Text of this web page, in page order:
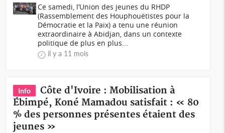
Ce samedi, l’Union des jeunes du RHDP
(Rassemblement des Houphouëtistes pour la
Démocratie et la Paix) a tenu une réunion
extraordinaire à Abidjan, dans un contexte
politique de plus en plus...
il y a 11 mois
Info
Côte d'Ivoire : Mobilisation à
Ébimpé, Koné Mamadou satisfait : « 80
% des personnes présentes étaient des
jeunes »